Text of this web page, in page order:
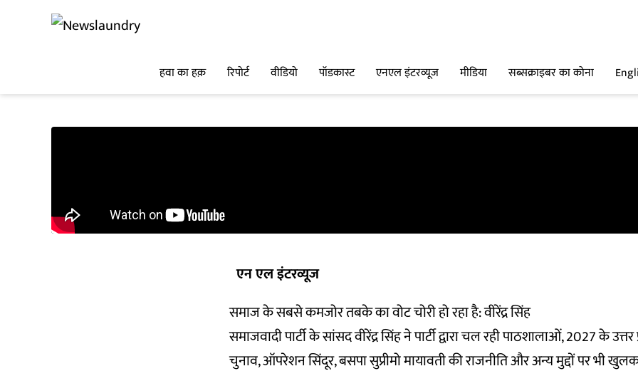
हवा का हक़ रिपोर्ट वीडियो पॉडकास्ट एनएल इंटरव्यूज मीडिया सब्सक्राइबर का कोना
एन एल इंटरव्यूज
समाज के सबसे कमजोर तबके का वोट चोरी हो रहा है: वीरेंद्र सिंह
समाजवादी पार्टी के सांसद वीरेंद्र सिंह ने पार्टी द्वारा चल रही पाठशालाओं, 2027 के
चुनाव, ऑपरेशन सिंदूर, बसपा सुप्रीमो मायावती की राजनीति और अन्य मुद्दों पर भी